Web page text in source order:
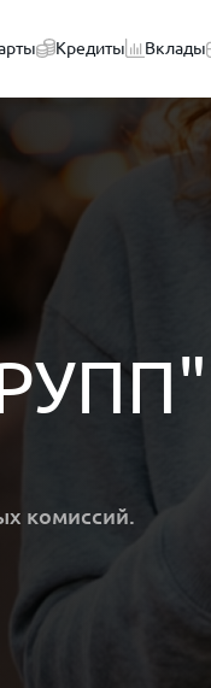
Кредиты Вклады
комиссий.